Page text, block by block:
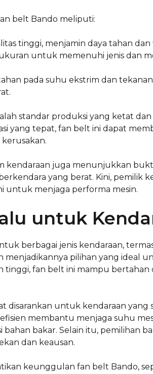
belt Bando meliputi:
tinggi, menjamin daya tahan dan
untuk memenuhi jenis dan
pada suhu ekstrim dan
standar produksi yang ketat
yang tepat, fan belt ini dapat
kendaraan juga menunjukkan
yang berat. Kini, pemilik
untuk menjaga performa mesin.
untuk
berbagai jenis kendaraan,
menjadikannya pilihan yang ideal
fan belt ini mampu bertahan
disarankan untuk kendaraan yang
membantu menjaga suhu
bakar. Selain itu, pemilihan
dan keausan.
keunggulan fan belt Bando,